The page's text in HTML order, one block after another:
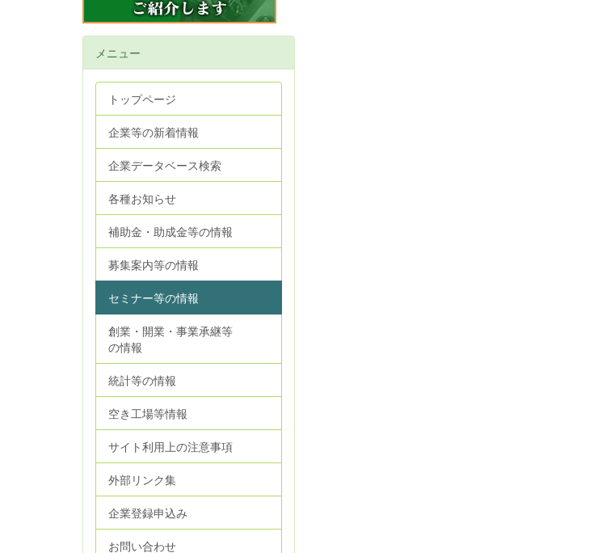
メニュー
トップページ
企業等の新着情報
企業データベース検索
各種お知らせ
補助金・助成金等の情報
募集案内等の情報
セミナー等の情報
創業・開業・事業承継等
の情報
統計等の情報
空き工場等情報
サイト利用上の注意事項
外部リンク集
企業登録申込み
お問い合わせ